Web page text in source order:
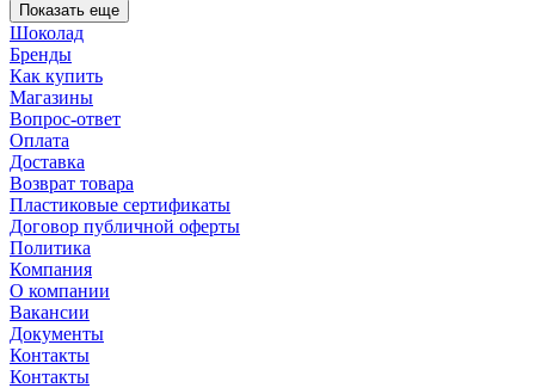
Показать еще
Шоколад
Бренды
Как купить
Магазины
Вопрос-ответ
Оплата
Доставка
Возврат товара
Пластиковые сертификаты
Договор публичной оферты
Политика
Компания
О компании
Вакансии
Документы
Контакты
Контакты